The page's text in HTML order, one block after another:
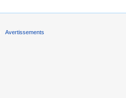
Avertissements